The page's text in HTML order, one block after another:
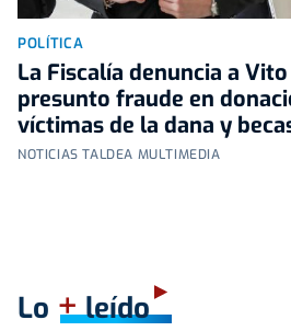
POLÍTICA
La Fiscalía denuncia a
presunto fraude en
víctimas de la dana y
NOTICIAS TALDEA MULTIMEDIA
Lo +leído